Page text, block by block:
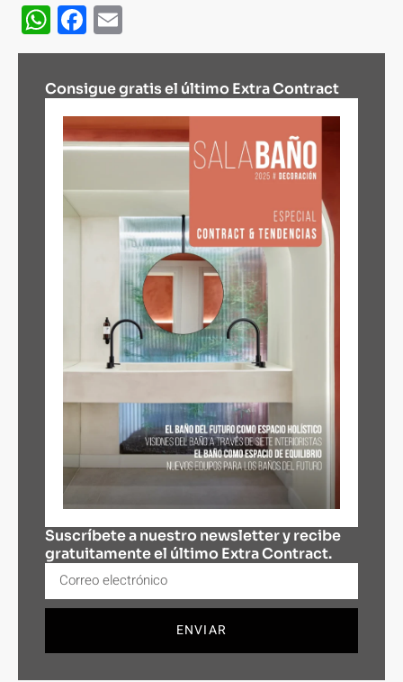
WhatsApp
Facebook
Consigue gratis el último Extra Contract
Suscríbete a nuestro newsletter y recibe
gratuitamente el último Extra Contract.
ENVIAR